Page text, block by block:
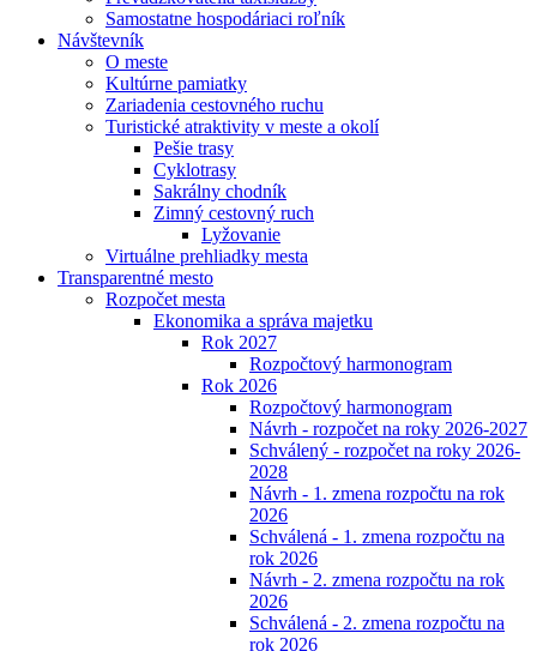
Samostatne hospodáriaci roľník
Návštevník
O meste
Kultúrne pamiatky
Zariadenia cestovného ruchu
Turistické atraktivity v meste a okolí
Pešie trasy
Cyklotrasy
Sakrálny chodník
Zimný cestovný ruch
Lyžovanie
Virtuálne prehliadky mesta
Transparentné mesto
Rozpočet mesta
Ekonomika a správa majetku
Rok 2027
Rozpočtový harmonogram
Rok 2026
Rozpočtový harmonogram
Návrh - rozpočet na roky 2026-2027
Schválený - rozpočet na roky 2026-
2028
Návrh - 1. zmena rozpočtu na rok
2026
Schválená - 1. zmena rozpočtu na
rok 2026
Návrh - 2. zmena rozpočtu na rok
2026
Schválená - 2. zmena rozpočtu na
rok 2026